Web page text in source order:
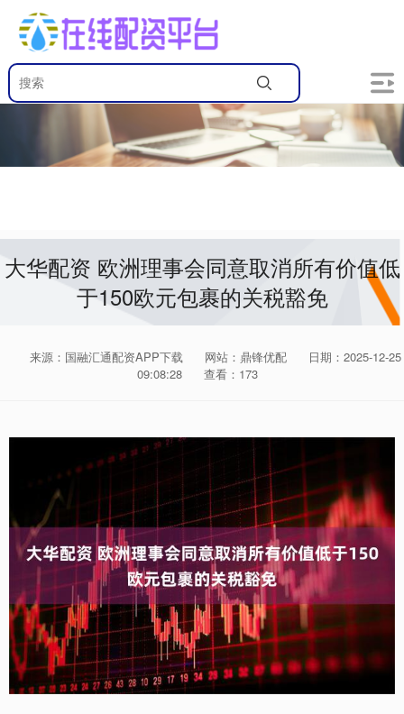
大华配资 欧洲理事会同意取消所有价值低
于150欧元包裹的关税豁免
来源：国融汇通配资APP下载 网站：鼎锋优配
日期：2025-12-25
09:08:28
查看：173